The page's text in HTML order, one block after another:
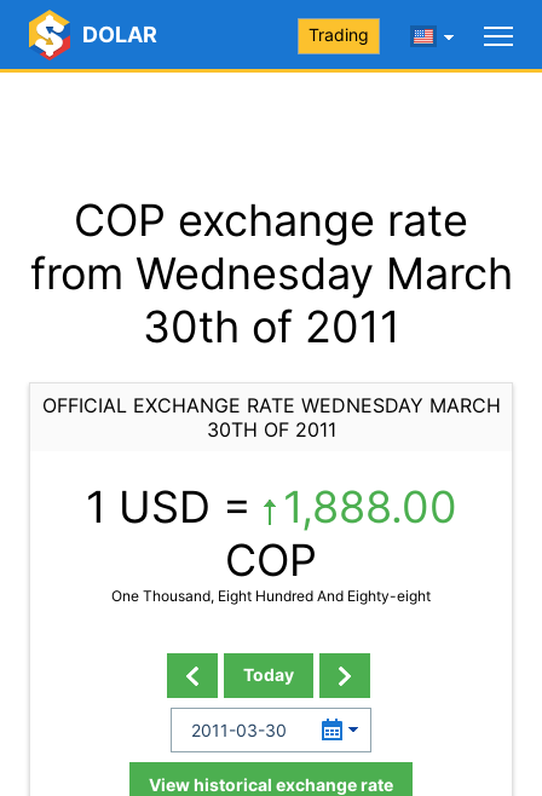
DOLAR Trading
COP exchange rate
from Wednesday March
30th of 2011
OFFICIAL EXCHANGE RATE WEDNESDAY MARCH
30TH OF 2011
1 USD =
1,888.00
COP
One Thousand, Eight Hundred And Eighty-eight
Today
View historical exchange rate